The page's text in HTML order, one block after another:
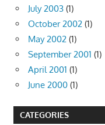
July 2003 (1)
October 2002 (1)
May 2002 (1)
September 2001 (1)
April 2001 (1)
June 2000 (1)
CATEGORIES